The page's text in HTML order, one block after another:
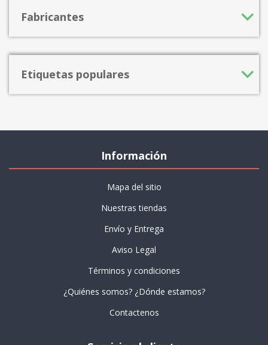
Fabricantes
Etiquetas populares
Información
Mapa del sitio
Nuestras tiendas
Envío y Entrega
Aviso Legal
Términos y condiciones
¿Quiénes somos? ¿Dónde estamos?
Contactenos